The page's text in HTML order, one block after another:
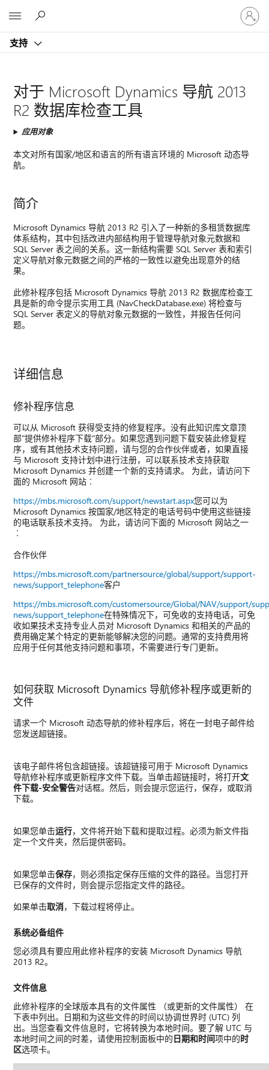
支持
请
登
录
户
对于 Microsoft Dynamics 导航 2013
R2 数据库检查工具
应用对象
本文对所有国家/地区和语言的所有语言环境的 Microsoft 动态导
航。
简介
Microsoft Dynamics 导航 2013 R2 引入了一种新的多租赁数据库
体系结构，其中包括改进内部结构用于管理导航对象元数据和
SQL Server 表之间的关系。这一新结构需要 SQL Server 表和索引
定义导航对象元数据之间的严格的一致性以避免出现意外的结
果。
此修补程序包括 Microsoft Dynamics 导航 2013 R2 数据库检查工
具是新的命令提示实用工具 (NavCheckDatabase.exe) 将检查与
SQL Server 表定义的导航对象元数据的一致性，并报告任何问
题。
详细信息
修补程序信息
可以从 Microsoft 获得受支持的修复程序。没有此知识库文章顶
部"提供修补程序下载"部分。如果您遇到问题下载安装此修复程
序，或有其他技术支持问题，请与您的合作伙伴或者，如果直接
与 Microsoft 支持计划中进行注册，可以联系技术支持获取
Microsoft Dynamics 并创建一个新的支持请求。 为此，请访问下
面的 Microsoft 网站︰
https://mbs.microsoft.com/support/newstart.aspx您可以为
Microsoft Dynamics 按国家/地区特定的电话号码中使用这些链接
的电话联系技术支持。 为此，请访问下面的 Microsoft 网站之一
︰
合作伙伴
https://mbs.microsoft.com/partnersource/global/support/support-
news/support_telephone客户
https://mbs.microsoft.com/customersource/Global/NAV/support/
news/support_telephone在特殊情况下，可免收的支持电话，可免
收如果技术支持专业人员对 Microsoft Dynamics 和相关的产品的
费用确定某个特定的更新能够解决您的问题。通常的支持费用将
应用于任何其他支持问题和事项，不需要进行专门更新。
如何获取 Microsoft Dynamics 导航修补程序或更新的
文件
请求一个 Microsoft 动态导航的修补程序后，将在一封电子邮件给
您发送超链接。
该电子邮件将包含超链接。该超链接可用于 Microsoft Dynamics
导航修补程序或更新程序文件下载。当单击超链接时，将打开文
件下载-安全警告对话框。然后，则会提示您运行，保存，或取消
下载。
如果您单击运行，文件将开始下载和提取过程。必须为新文件指
定一个文件夹，然后提供密码。
如果您单击保存，则必须指定保存压缩的文件的路径。当您打开
已保存的文件时，则会提示您指定文件的路径。
如果单击取消，下载过程将停止。
系统必备组件
您必须具有要应用此修补程序的安装 Microsoft Dynamics 导航
2013 R2。
文件信息
此修补程序的全球版本具有的文件属性 （或更新的文件属性） 在
下表中列出。日期和为这些文件的时间以协调世界时 (UTC) 列
出。当您查看文件信息时，它将转换为本地时间。要了解 UTC 与
本地时间之间的时差，请使用控制面板中的日期和时间项中的时
区选项卡。